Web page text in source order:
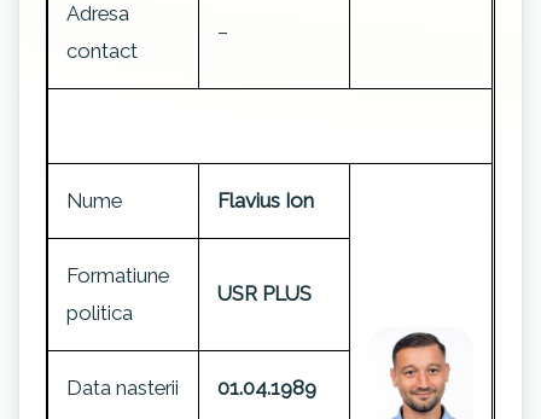
Adresa
contact
–
Nume Flavius Ion
Formatiune
politica
USR PLUS
Data nasterii 01.04.1989